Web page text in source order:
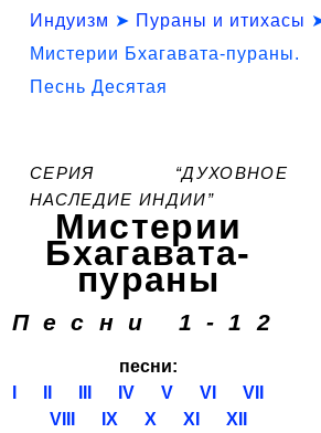
Индуизм ➤ Пураны и итихасы
Мистерии Бхагавата-пураны.
Песнь Десятая
СЕРИЯ “ДУХОВНОЕ
НАСЛЕДИЕ ИНДИИ”
Мистерии
Бхагавата-
пураны
Песни 1-12
песни:
IV V VI
VII
VIII
IX X XI
XII